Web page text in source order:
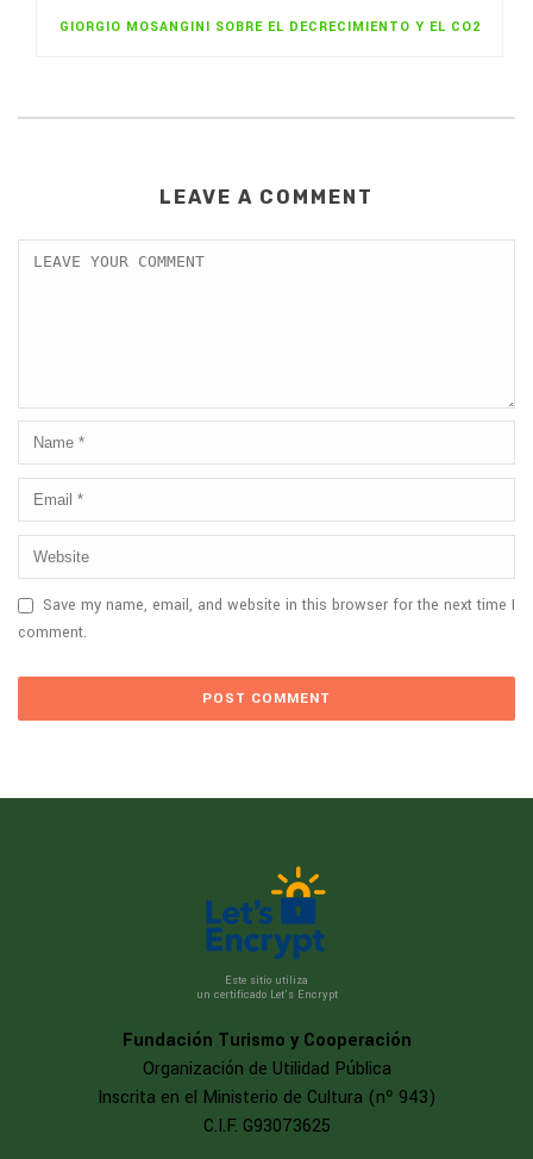
GIORGIO MOSANGINI SOBRE EL DECRECIMIENTO Y EL CO2
LEAVE A COMMENT
Save my name, email, and website in this browser for the next time I
comment.
Este sitio utiliza
un certificado Let’s Encrypt
Fundación Turismo y Cooperación
Organización de Utilidad Pública
Inscrita en el Ministerio de Cultura (nº 943)
C.I.F. G93073625